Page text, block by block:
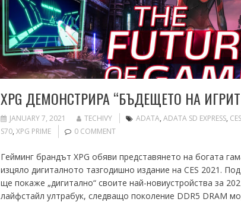
XPG ДЕМОНСТРИРА “БЪДЕЩЕТО НА
JANUARY 7, 2021 TECHIVY ADATA, ADATA SD EXPRESS,
S70, XPG PRIME 0 COMMENT
Гейминг брандът XPG обяви представянето на богата
изцяло дигиталното тазгодишно издание на CES 2021.
ще покаже „дигитално“ своите най-новиустройства за
лайфстайл ултрабук, следващо поколение DDR5 DRAM